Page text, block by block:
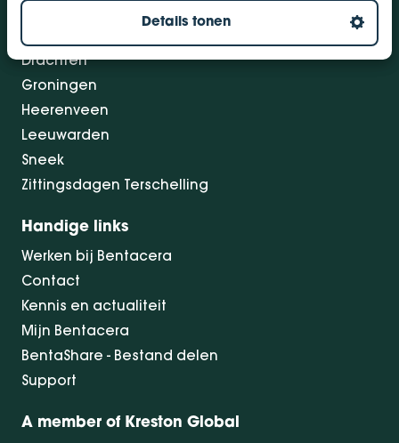
Details tonen
Bolsward
Drachten
Groningen
Heerenveen
Leeuwarden
Sneek
Zittingsdagen Terschelling
Handige links
Werken bij Bentacera
Contact
Kennis en actualiteit
Mijn Bentacera
BentaShare - Bestand delen
Support
A member of Kreston Global